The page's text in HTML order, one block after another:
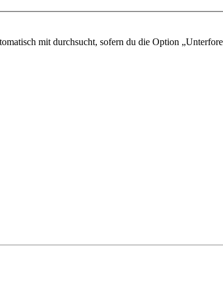
mit durchsucht, sofern du die Option